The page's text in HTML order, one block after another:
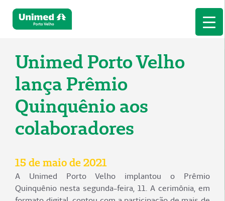
Unimed Porto Velho
lança Prêmio
Quinquênio aos
colaboradores
15 de maio de 2021
A Unimed Porto Velho implantou o Prêmio
Quinquênio nesta segunda-feira, 11. A cerimônia, em